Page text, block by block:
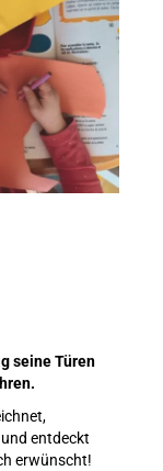
seine Türen
entdeckt
erwünscht!